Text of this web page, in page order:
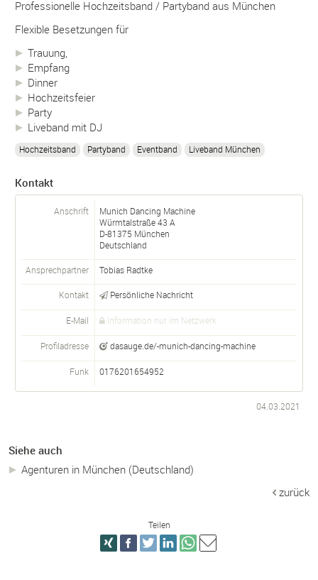
Professionelle Hochzeitsband / Partyband aus München
Flexible Besetzungen für
Trauung,
Empfang
Dinner
Hochzeitsfeier
Party
Liveband mit DJ
Hochzeitsband Partyband Eventband Liveband München
Kontakt
Anschrift
Munich Dancing Machine
Würmtalstraße 43 A
D-81375 München
Deutschland
Ansprechpartner Tobias Radtke
Kontakt Persönliche Nachricht
E-Mail Information nur im Netzwerk
Profiladresse dasauge.de/-munich-dancing-machine
Funk 0176201654952
04.03.2021
Siehe auch
Agenturen in München (Deutschland)
zurück
Teilen